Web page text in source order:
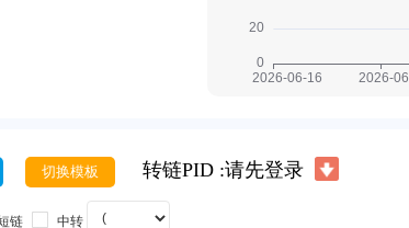
切换模板 转链PID :请先登录
链 中转